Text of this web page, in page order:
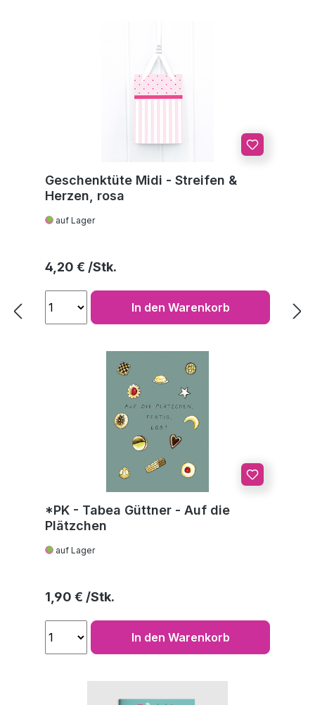
Geschenktüte Midi - Streifen &
Herzen, rosa
auf Lager
Regulärer Preis:
4,20 €
In den Warenkorb
*PK - Tabea Güttner - Auf die
Plätzchen
auf Lager
Regulärer Preis:
1,90 €
In den Warenkorb